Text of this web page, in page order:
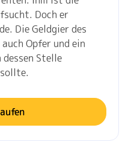
Doch er
Die Geldgier des
Opfer und ein
Stelle